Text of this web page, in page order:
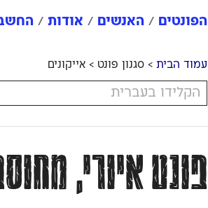
הפונטים האנשים אודות
עמוד הבית > סגנון פונט > אייקונים
פונט איורי,